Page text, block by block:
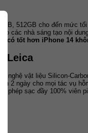
512GB cho đến mức
các nhà sáng tạo nội
có tốt hơn iPhone 14
Leica
nghệ vật liệu Silicon-
2 ngày cho mọi tác vụ
phép sạc đầy 100% viên